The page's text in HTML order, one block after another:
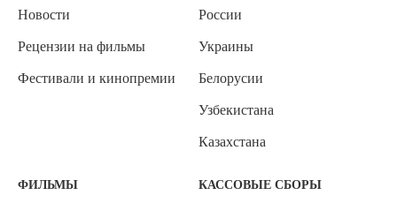
Новости
Рецензии на фильмы
Фестивали и кинопремии
России
Украины
Белорусии
Узбекистана
Казахстана
ФИЛЬМЫ КАССОВЫЕ СБОРЫ